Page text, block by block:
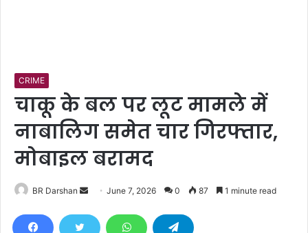
CRIME
चाकू के बल पर लूट मामले में
नाबालिग समेत चार गिरफ्तार,
मोबाइल बरामद
BR Darshan June 7, 2026 0 87 1 minute read